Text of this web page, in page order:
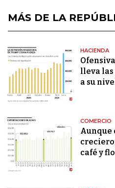
MÁS DE LA
HACIENDA
lleva
a su
COMERCIO
Aunque
café y